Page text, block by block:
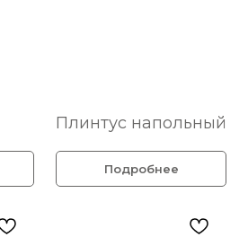
Плинтус напольный
Подробнее